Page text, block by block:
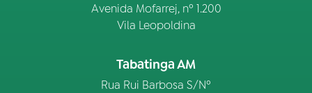
Avenida Mofarrej, nº 1.200
Vila Leopoldina
Tabatinga AM
Rua Rui Barbosa S/Nº